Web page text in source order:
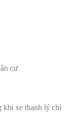
cư
khi xe thanh lý chỉ